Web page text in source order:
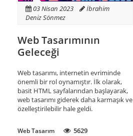
Destek
Briefing Formu
03 Nisan 2023
İbrahim
Deniz Sönmez
Web Tasarımının
Geleceği
Web tasarımı, internetin evriminde
önemli bir rol oynamıştır. İlk olarak,
basit HTML sayfalarından başlayarak,
web tasarımı giderek daha karmaşık ve
özelleştirilebilir hale geldi.
Web Tasarım 5629